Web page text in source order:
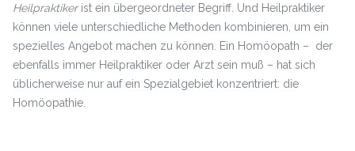
Heilpraktikerist ein übergeordneter Begriff. Und Heilpraktiker
können viele unterschiedliche Methoden kombinieren, um ein
spezielles Angebot machen zu können. Ein Homöopath – der
ebenfalls immer Heilpraktiker oder Arzt sein muß – hat sich
üblicherweise nur auf ein Spezialgebiet konzentriert: die
Homöopathie.